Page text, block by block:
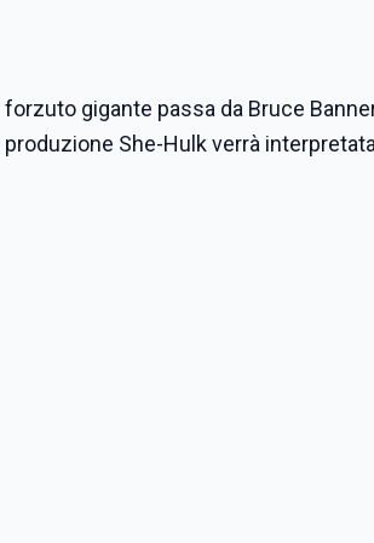
gigante passa da Bruce
She-Hulk verrà